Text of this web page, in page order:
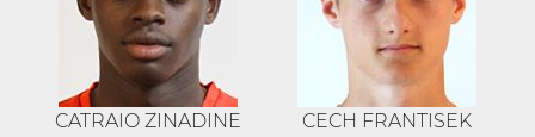
CATRAIO ZINADINE
CECH FRANTISEK